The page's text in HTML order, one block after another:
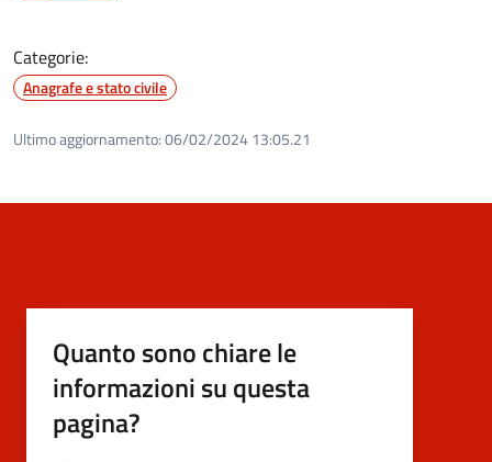
Categorie:
Anagrafe e stato civile
Ultimo aggiornamento:06/02/2024 13:05.21
Quanto sono chiare le
informazioni su questa
pagina?